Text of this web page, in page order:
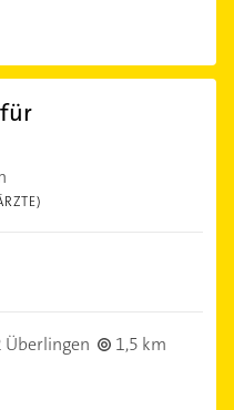
für
Überlingen
1,5 km